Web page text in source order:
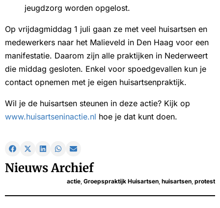
jeugdzorg worden opgelost.
Op vrijdagmiddag 1 juli gaan ze met veel huisartsen en
medewerkers naar het Malieveld in Den Haag voor een
manifestatie. Daarom zijn alle praktijken in Nederweert
die middag gesloten. Enkel voor spoedgevallen kun je
contact opnemen met je eigen huisartsenpraktijk.
Wil je de huisartsen steunen in deze actie? Kijk op
www.huisartseninactie.nl hoe je dat kunt doen.
Nieuws Archief
actie Groepspraktijk Huisartsen huisartsen protest